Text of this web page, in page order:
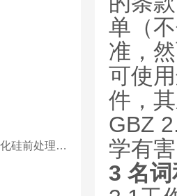
全自动游离二氧化硅前处理工作站
单（
准，
可使
件，其
GBZ
学有
3 名